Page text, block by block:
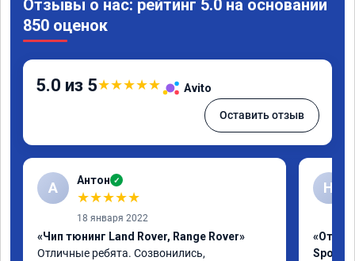
Отзывы о нас: рейтинг 5.0 на основании
850 оценок
5.0 из 5★★★★★ Avito
Оставить отзыв
А Антон ✓
★★★★★
18 января 2022
«Чип тюнинг Land Rover, Range Rover»
Отличные ребята. Созвонились,
Н
Sport